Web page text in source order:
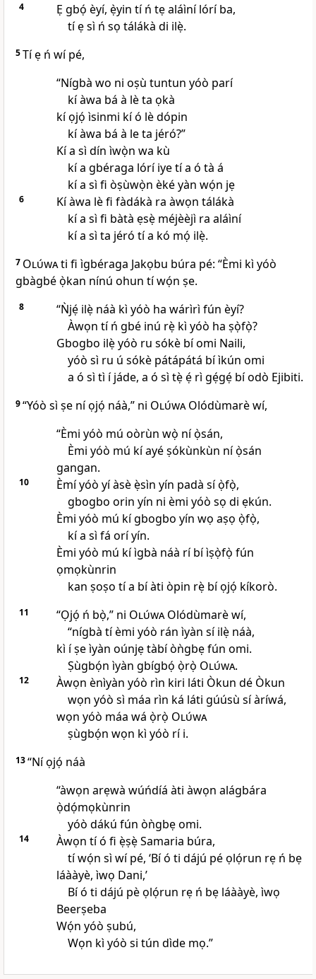
4
Ẹ gbọ́ èyí, ẹ̀yin tí ń tẹ aláìní lórí ba,
tí ẹ sì ń sọ tálákà di ilẹ̀.
5Tí ẹ ń wí pé,
“Nígbà wo ni oṣù tuntun yóò parí
kí àwa bá à lè ta ọkà
kí ọjọ́ ìsinmi kí ó lè dópin
kí àwa bá à le ta jéró?”
Kí a sì dín ìwọ̀n wa kù
kí a gbéraga lórí iye tí a ó tà á
kí a sì fi òṣùwọ̀n èké yàn wọ́n jẹ
6
Kí àwa lè fi fàdákà ra àwọn tálákà
kí a sì fi bàtà ẹsẹ̀ méjèèjì ra aláìní
kí a sì ta jéró tí a kó mọ́ ilẹ̀.
7 Olúwati fi ìgbéraga Jakọbu búra pé: “Èmi kì yóò
gbàgbé ọ̀kan nínú ohun tí wọ́n ṣe.
8
“Ǹjẹ́ ilẹ̀ náà kì yóò ha wárìrì fún èyí?
Àwọn tí ń gbé inú rẹ̀ kì yóò ha ṣọ̀fọ̀?
Gbogbo ilẹ̀ yóò ru sókè bí omi Naili,
yóò sì ru ú sókè pátápátá bí ìkún omi
a ó sì tì í jáde, a ó sì tẹ̀ ẹ́ rì gẹ́gẹ́ bí odò Ejibiti.
9“Yóò sì ṣe ní ọjọ́ náà,” ni OlúwaOlódùmarè wí,
“Èmi yóò mú oòrùn wọ̀ ní ọ̀sán,
Èmi yóò mú kí ayé ṣókùnkùn ní ọ̀sán
gangan.
10
Èmí yóò yí àsè ẹ̀sìn yín padà sí ọ̀fọ̀,
gbogbo orin yín ni èmi yóò sọ di ẹkún.
Èmi yóò mú kí gbogbo yín wọ aṣọ ọ̀fọ̀,
kí a sì fá orí yín.
Èmi yóò mú kí ìgbà náà rí bí ìṣọ̀fọ̀ fún
ọmọkùnrin
kan ṣoṣo tí a bí àti òpin rẹ̀ bí ọjọ́ kíkorò.
11 “Ọjọ́ ń bọ̀,” ni OlúwaOlódùmarè wí,
“nígbà tí èmi yóò rán ìyàn sí ilẹ̀ náà,
kì í ṣe ìyàn oúnjẹ tàbí òǹgbẹ fún omi.
Ṣùgbọ́n ìyàn gbígbọ́ ọ̀rọ̀ Olúwa.
12
Àwọn ènìyàn yóò rìn kiri láti Òkun dé Òkun
wọn yóò sì máa rìn ká láti gúúsù sí àríwá,
wọn yóò máa wá ọ̀rọ̀ Olúwa
ṣùgbọ́n wọn kì yóò rí i.
13“Ní ọjọ́ náà
“àwọn arẹwà wúńdíá àti àwọn alágbára
ọ̀dọ́mọkùnrin
yóò dákú fún òǹgbẹ omi.
14
Àwọn tí ó fi ẹ̀ṣẹ̀ Samaria búra,
tí wọ́n sì wí pé, ‘Bí ó ti dájú pé ọlọ́run rẹ ń bẹ
láààyè, ìwọ Dani,’
Bí ó ti dájú pè ọlọ́run rẹ ń bẹ láààyè, ìwọ
Beerṣeba
Wọ́n yóò ṣubú,
Wọn kì yóò si tún dìde mọ.”